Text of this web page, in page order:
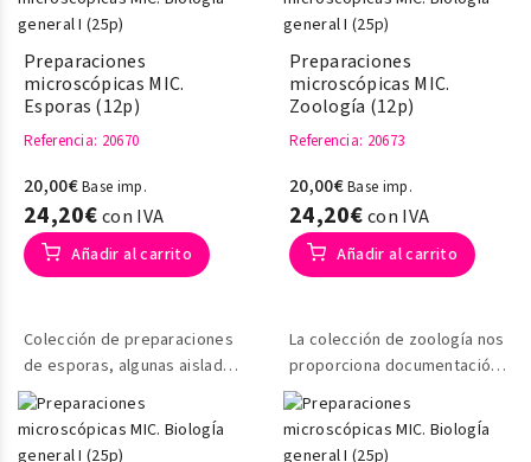
Preparaciones
microscópicas MIC.
Esporas (12p)
Referencia: 20670
20,00€Base imp.
24,20€con IVA
Añadir al carrito
Colección de preparaciones
de esporas, algunas aisladas
y otra en los esporangios de
diferentes especies
Preparaciones
microscópicas MIC.
Zoología (12p)
Referencia: 20673
20,00€Base imp.
24,20€con IVA
Añadir al carrito
La colección de zoología nos
proporciona documentación
sobre las diferentes formas
y partes de animales